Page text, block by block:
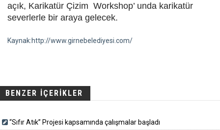
açık, Karikatür Çizim Workshop’ unda karikatür
severlerle bir araya gelecek.
Kaynak:http://www.girnebelediyesi.com/
BENZER İÇERİKLER
“Sıfır Atık” Projesi kapsamında çalışmalar başladı